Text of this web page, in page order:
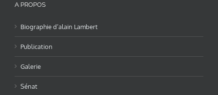
A PROPOS
Biographie d’alain Lambert
Publication
Galerie
Sénat